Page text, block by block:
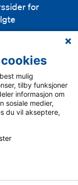
for
& cookies
mulig
tilby funksjoner
informasjon om
sosiale medier,
du vil akseptere,